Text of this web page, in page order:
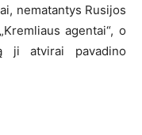
nematantys Rusijos
agentai“, o
ji atvirai pavadino